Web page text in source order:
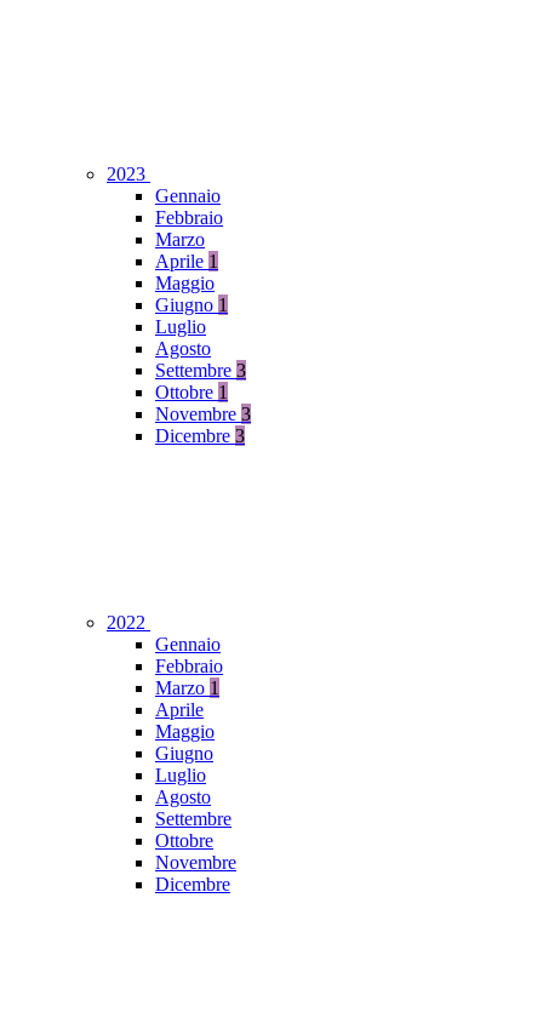
2023
Gennaio
Febbraio
Marzo
Aprile 1
Maggio
Giugno 1
Luglio
Agosto
Settembre 3
Ottobre 1
Novembre 3
Dicembre 3
2022
Gennaio
Febbraio
Marzo 1
Aprile
Maggio
Giugno
Luglio
Agosto
Settembre
Ottobre
Novembre
Dicembre